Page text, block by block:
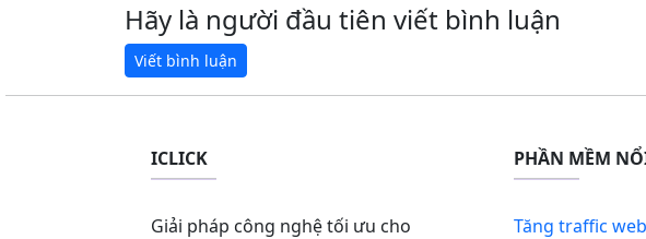
Hãy là người đầu tiên viết bình luận
ICLICK
Giải pháp công nghệ tối ưu cho
PHẦN MỀM
Tăng traffic